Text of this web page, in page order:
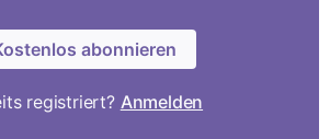
abonnieren
registriert? Anmelden